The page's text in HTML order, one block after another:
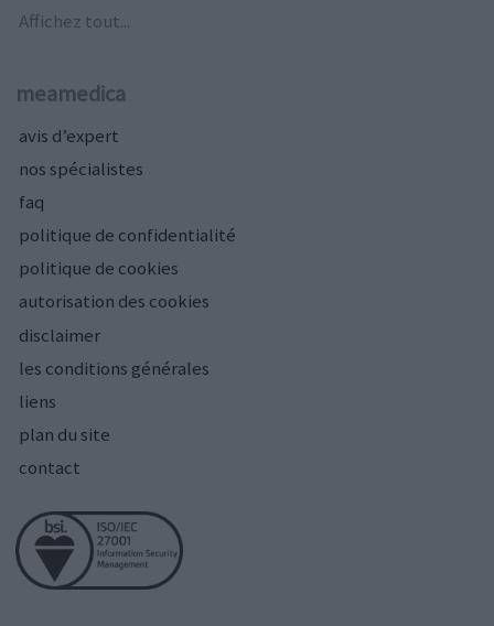
Affichez tout...
meamedica
avis d’expert
nos spécialistes
faq
politique de confidentialité
politique de cookies
autorisation des cookies
disclaimer
les conditions générales
liens
plan du site
contact